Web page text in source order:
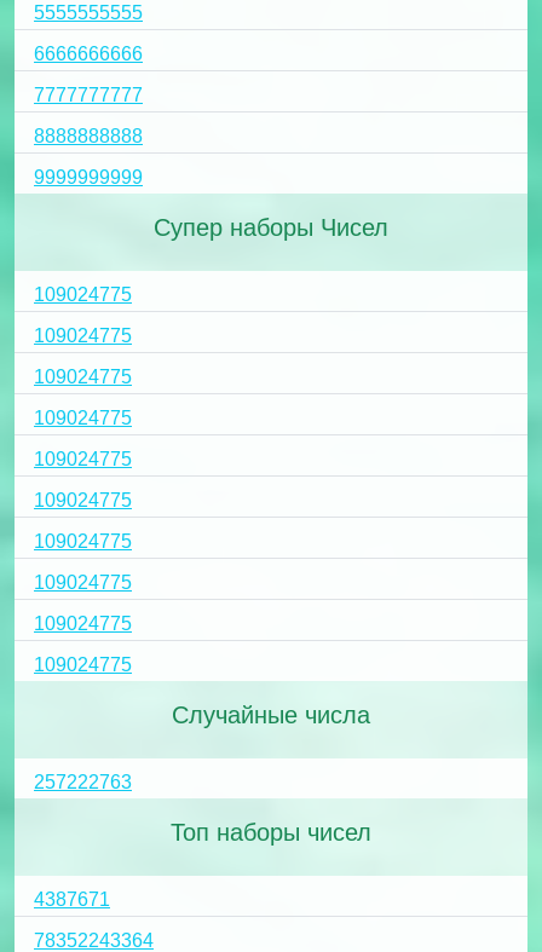
5555555555
6666666666
7777777777
8888888888
9999999999
Супер наборы Чисел
109024775
109024775
109024775
109024775
109024775
109024775
109024775
109024775
109024775
109024775
Случайные числа
257222763
Топ наборы чисел
4387671
78352243364